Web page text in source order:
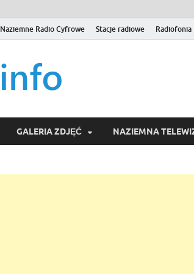
Naziemne Radio Cyfrowe Stacje radiowe Radiofonia
Wideo
GALERIA ZDJĘĆ NAZIEMNA